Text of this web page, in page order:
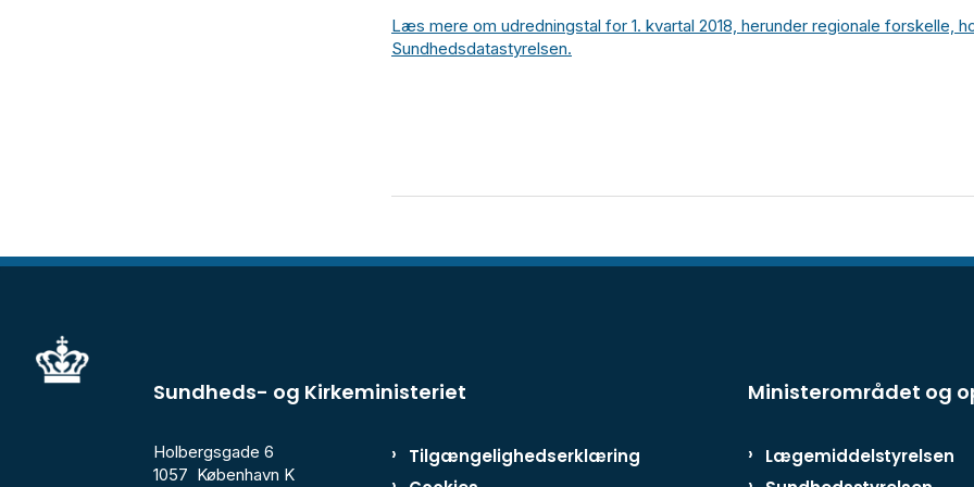
Læs mere om udredningstal for 1. kvartal 2018, herunder regionale forskelle,
Sundhedsdatastyrelsen.
Sundheds- og Kirkeministeriet Ministerområdet og
Holbergsgade 6
1057 København K
Tilgængelighedserklæring
Lægemiddelstyrelsen